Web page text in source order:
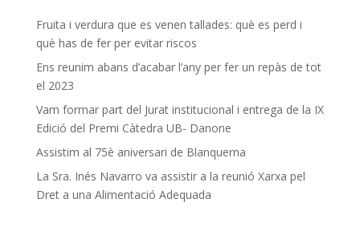
Fruita i verdura que es venen tallades: què es perd i
què has de fer per evitar riscos
Ens reunim abans d’acabar l’any per fer un repàs de tot
el 2023
Vam formar part del Jurat institucional i entrega de la IX
Edició del Premi Càtedra UB- Danone
Assistim al 75è aniversari de Blanquerna
La Sra. Inés Navarro va assistir a la reunió Xarxa pel
Dret a una Alimentació Adequada